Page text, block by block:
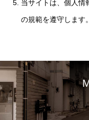
当サイトは、個人情
の規範を遵守します。